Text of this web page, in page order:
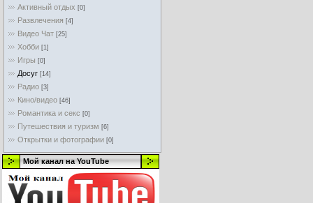
Активный отдых [0]
Развлечения [4]
Видео Чат [25]
Хобби [1]
Игры [0]
Досуг [14]
Радио [3]
Кино/видео [46]
Романтика и секс [0]
Путешествия и туризм [6]
Открытки и фотографии [0]
Мой канал на YouTube